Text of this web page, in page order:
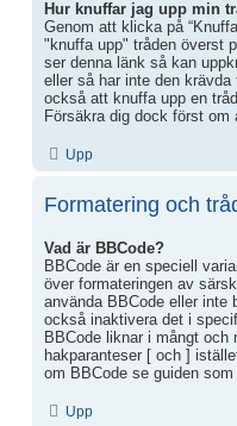
Hur knuffar jag upp min
Genom att klicka på
"knuffa upp" tråden överst
ser denna länk så kan
eller så har inte den
också att knuffa upp en
Försäkra dig dock först om
Upp
Formatering och
Vad är BBCode?
BBCode är en speciell
över formateringen av
använda BBCode eller inte
också inaktivera det i
BBCode liknar i mångt
hakparanteser [ och ]
om BBCode se guiden
Upp